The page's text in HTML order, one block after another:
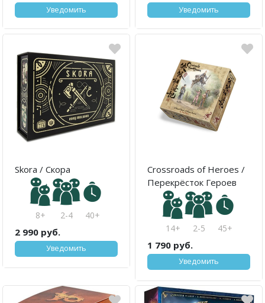
Уведомить Уведомить
Skora / Скора
8+ 2-4 40+
2 990 руб.
Уведомить
Crossroads of Heroes /
Перекрёсток Героев
14+ 2-5 45+
1 790 руб.
Уведомить